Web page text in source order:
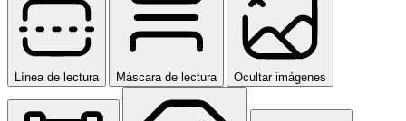
Línea de lectura Máscara de lectura Ocultar imágenes